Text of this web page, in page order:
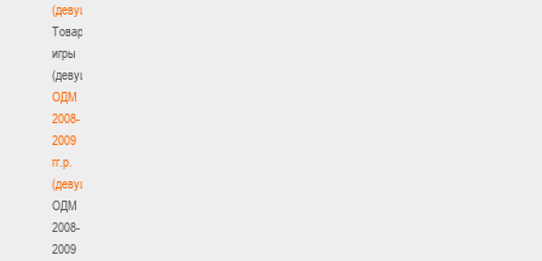
(девушки)
Товарищеские
игры
(девушки)
ОДМ
2008-
2009
гг.р.
(девушки)
ОДМ
2008-
2009